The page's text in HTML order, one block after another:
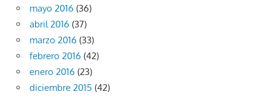
mayo 2016 (36)
abril 2016 (37)
marzo 2016 (33)
febrero 2016 (42)
enero 2016 (23)
diciembre 2015 (42)